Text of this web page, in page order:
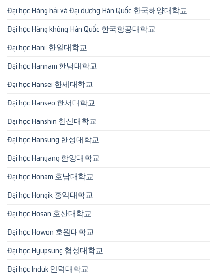
Đại học Hàng hải và Đại dương Hàn Quốc 한국해양대학교
Đại học Hàng không Hàn Quốc 한국항공대학교
Đại học Hanil 한일대학교
Đại học Hannam 한남대학교
Đại học Hansei 한세대학교
Đại học Hanseo 한서대학교
Đại học Hanshin 한신대학교
Đại học Hansung 한성대학교
Đại học Hanyang 한양대학교
Đại học Honam 호남대학교
Đại học Hongik 홍익대학교
Đại học Hosan 호산대학교
Đại học Howon 호원대학교
Đại học Hyupsung 협성대학교
Đại học Induk 인덕대학교